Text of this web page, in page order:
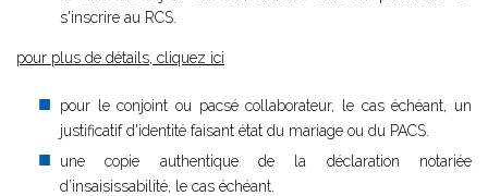
s'inscrire au RCS.
pour plus de détails, cliquez ici
pour le conjoint ou pacsé collaborateur, le cas échéant, un
justificatif d'identité faisant état du mariage ou du PACS.
une copie authentique de la déclaration notariée
d’insaisissabilité, le cas échéant.